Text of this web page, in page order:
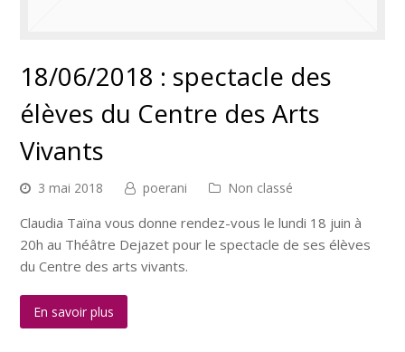
18/06/2018 : spectacle des
élèves du Centre des Arts
Vivants
3 mai 2018 poerani Non classé
Claudia Taïna vous donne rendez-vous le lundi 18 juin à
20h au Théâtre Dejazet pour le spectacle de ses élèves
du Centre des arts vivants.
En savoir plus